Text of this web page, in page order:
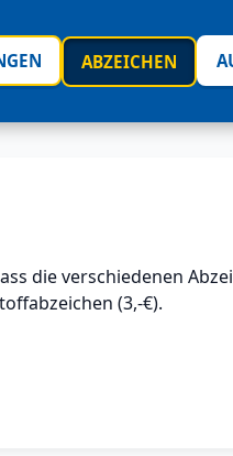
ABZEICHEN
die verschiedenen
(3,-€).